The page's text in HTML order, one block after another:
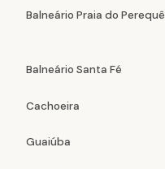
Balneário Praia do Perequê
Balneário Santa Fé
Cachoeira
Guaiúba